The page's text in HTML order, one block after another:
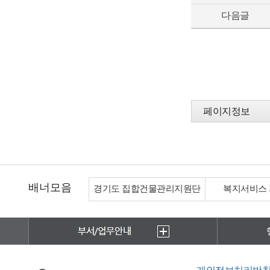
다음글
페이지정보
배너모음
집합건물관리지원단 복지서비스 가이드북 한국전